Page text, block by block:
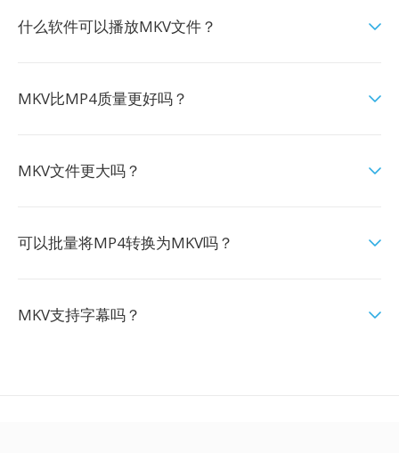
什么软件可以播放MKV文件？
MKV比MP4质量更好吗？
MKV文件更大吗？
可以批量将MP4转换为MKV吗？
MKV支持字幕吗？